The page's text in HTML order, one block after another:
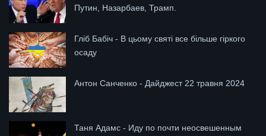
Путин, Назарбаев, Трамп.
Гліб Бабіч - В цьому святі все більше гіркого
осаду
Антон Санченко - Дайджест 22 травня 2024
Таня Адамс - Иду по почти неосвешенным